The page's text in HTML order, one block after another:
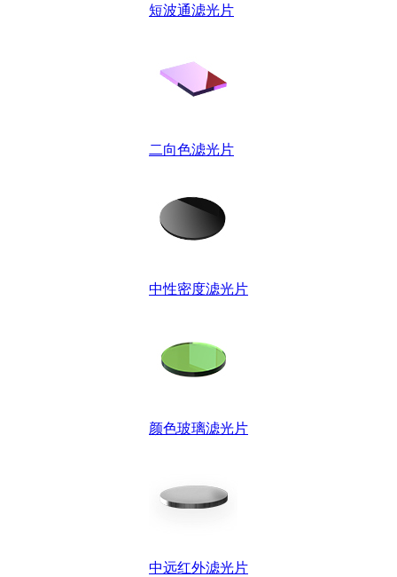
短波通滤光片
二向色滤光片
中性密度滤光片
颜色玻璃滤光片
中远红外滤光片